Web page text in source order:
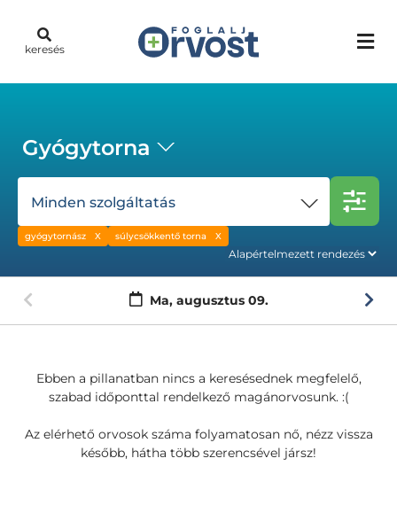
keresés
Gyógytorna
Minden szolgáltatás
gyógytornász súlycsökkentő torna
Ma, augusztus 09.
Ebben a pillanatban nincs a keresésednek megfelelő,
szabad időponttal rendelkező magánorvosunk. :(
Az elérhető orvosok száma folyamatosan nő, nézz vissza
később, hátha több szerencsével jársz!